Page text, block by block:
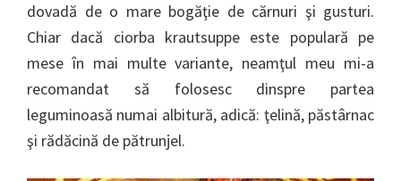
dovadă de o mare bogăţie de cărnuri şi gusturi.
Chiar dacă ciorba krautsuppe este populară pe
mese în mai multe variante, neamţul meu mi-a
recomandat să folosesc dinspre partea
leguminoasă numai albitură, adică: ţelină, păstârnac
şi rădăcină de pătrunjel.